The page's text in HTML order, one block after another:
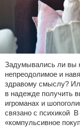
Задумывались ли вы
непреодолимое и
здравому смыслу?
в надежде получить
игроманах и
связано с психикой
«компульсивное